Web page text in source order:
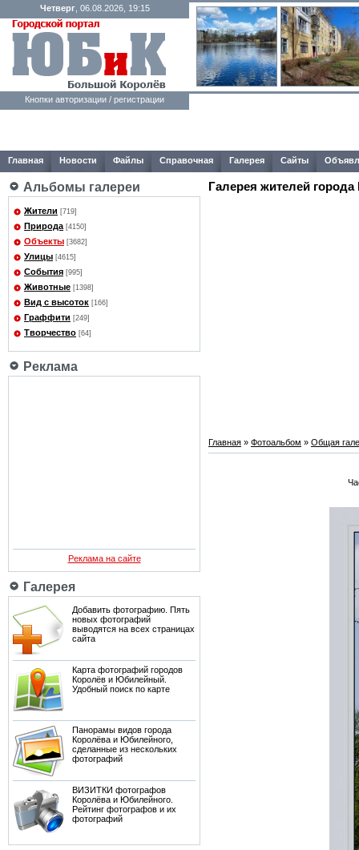
Четверг, 06.08.2026, 19:15
Кнопки авторизации / регистрации
Главная Новости Файлы Справочная Галерея Сайты
Альбомы галереи
Жители [719]
Природа [4150]
Объекты [3682]
Улицы [4615]
События [995]
Животные [1398]
Вид с высоток [166]
Граффити [249]
Творчество [64]
Реклама
Реклама на сайте
Галерея
Добавить фотографию. Пять
новых фотографий
выводятся на всех страницах
сайта
Карта фотографий городов
Королёв и Юбилейный.
Удобный поиск по карте
Панорамы видов города
Королёва и Юбилейного,
сделанные из нескольких
фотографий
ВИЗИТКИ фотографов
Королёва и Юбилейного.
Рейтинг фотографов и их
фотографий
Галерея жителей города
Главная » Фотоальбом » Общая